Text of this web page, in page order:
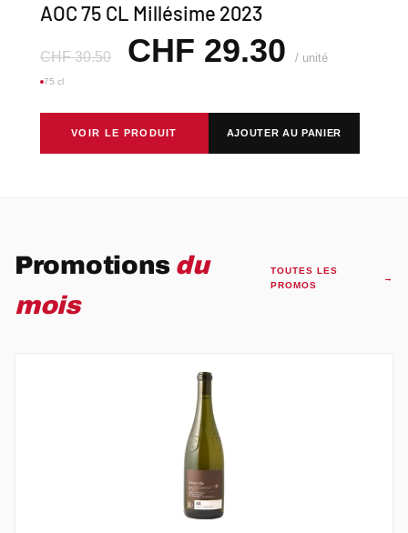
AOC 75 CL Millésime 2023
CHF30.50 CHF 29.30 / unité
75 cl
VOIR LE PRODUIT AJOUTER AU PANIER
Promotions du
mois
TOUTES LES
PROMOS